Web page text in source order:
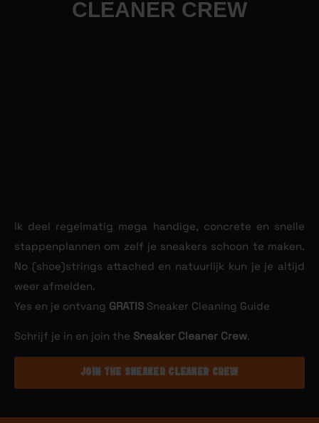
CLEANER CREW
Ik deel regelmatig mega handige, concrete en snelle
stappenplannen om zelf je sneakers schoon te maken.
No (shoe)strings attached en natuurlijk kun je je altijd
weer afmelden.
Yes en je ontvang GRATIS Sneaker Cleaning Guide
Schrijf je in en join the Sneaker Cleaner Crew.
JOIN THE SNEAKER CLEANER CREW